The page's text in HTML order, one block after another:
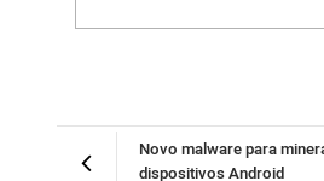
Novo malware para
dispositivos Android